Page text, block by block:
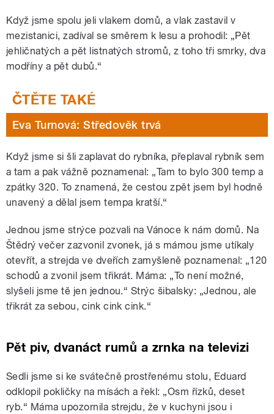
Když jsme spolu jeli vlakem domů, a vlak zastavil v
mezistanici, zadíval se směrem k lesu a prohodil: „Pět
jehličnatých a pět listnatých stromů, z toho tři smrky, dva
modříny a pět dubů.“
Eva Turnová: Středověk trvá
Když jsme si šli zaplavat do rybníka, přeplaval rybník sem
a tam a pak vážně poznamenal: „Tam to bylo 300 temp a
zpátky 320. To znamená, že cestou zpět jsem byl hodně
unavený a dělal jsem tempa kratší.“
Jednou jsme strýce pozvali na Vánoce k nám domů. Na
Štědrý večer zazvonil zvonek, já s mámou jsme utíkaly
otevřít, a strejda ve dveřích zamyšleně poznamenal: „120
schodů a zvonil jsem třikrát. Máma: „To není možné,
slyšeli jsme tě jen jednou.“ Strýc šibalsky: „Jednou, ale
třikrát za sebou, cink cink cink.“
Pět piv, dvanáct rumů a zrnka na televizi
Sedli jsme si ke svátečně prostřenému stolu, Eduard
odklopil pokličky na mísách a řekl: „Osm řízků, deset
ryb.“ Máma upozornila strejdu, že v kuchyni jsou i